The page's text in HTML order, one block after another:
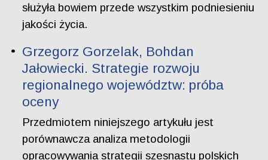
służyła bowiem przede wszystkim podniesieniu
jakości życia.
Grzegorz Gorzelak, Bohdan
Jałowiecki. Strategie rozwoju
regionalnego województw: próba
oceny
Przedmiotem niniejszego artykułu jest
porównawcza analiza metodologii
opracowywania strategii szesnastu polskich